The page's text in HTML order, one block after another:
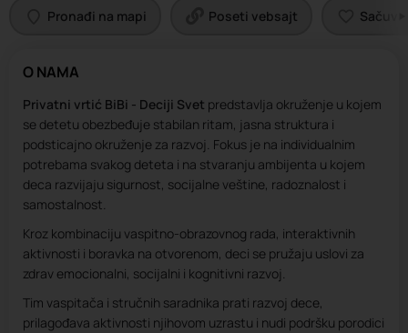
Pronađi na mapi Poseti vebsajt
O NAMA
Privatni vrtić BiBi - Deciji Svet predstavlja okruženje u kojem
se detetu obezbeđuje stabilan ritam, jasna struktura i
podsticajno okruženje za razvoj. Fokus je na individualnim
potrebama svakog deteta i na stvaranju ambijenta u kojem
deca razvijaju sigurnost, socijalne veštine, radoznalost i
samostalnost.
Kroz kombinaciju vaspitno-obrazovnog rada, interaktivnih
aktivnosti i boravka na otvorenom, deci se pružaju uslovi za
zdrav emocionalni, socijalni i kognitivni razvoj.
Tim vaspitača i stručnih saradnika prati razvoj dece,
prilagođava aktivnosti njihovom uzrastu i nudi podršku porodici